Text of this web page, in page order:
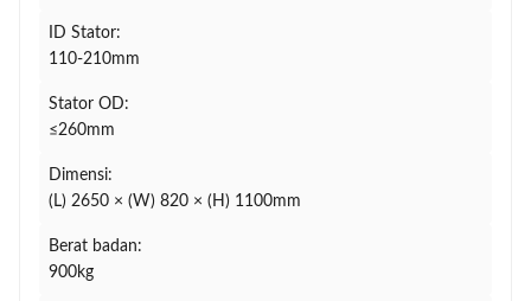
ID Stator:
110-210mm
Stator OD:
≤260mm
Dimensi:
(L) 2650 × (W) 820 × (H) 1100mm
Berat badan:
900kg